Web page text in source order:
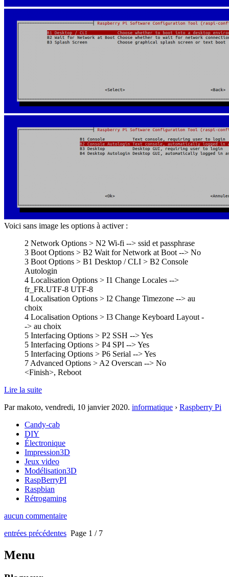
Voici sans image les options à activer :
2 Network Options > N2 Wi-fi --> ssid et passphrase
3 Boot Options > B2 Wait for Network at Boot --> No
3 Boot Options > B1 Desktop / CLI > B2 Console
Autologin
4 Localisation Options > I1 Change Locales -->
fr_FR.UTF-8 UTF-8
4 Localisation Options > I2 Change Timezone --> au
choix
4 Localisation Options > I3 Change Keyboard Layout -
-> au choix
5 Interfacing Options > P2 SSH --> Yes
5 Interfacing Options > P4 SPI --> Yes
5 Interfacing Options > P6 Serial --> Yes
7 Advanced Options > A2 Overscan --> No
<Finish>, Reboot
Lire la suite
Par makoto, vendredi, 10 janvier 2020. informatique › Raspberry Pi
Candy-cab
DIY
Électronique
Impression3D
Jeux video
Modélisation3D
RaspBerryPI
Raspbian
Rétrogaming
aucun commentaire
entrées précédentes Page 1 / 7
Menu